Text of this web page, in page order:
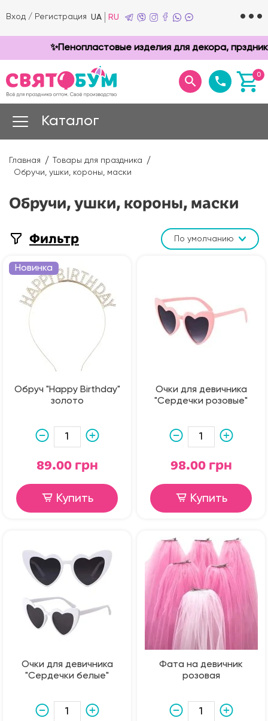
Вход / Регистрация UA RU
✨Пенопластовые изделия для декора,
0
Каталог
Главная
Товары для праздника
Обручи, ушки, короны, маски
Обручи, ушки, короны, маски
Фильтр По умолчанию
Новинка
Обруч "Happy Birthday"
золото
89.00 грн
Купить
Очки для девичника
"Сердечки розовые"
98.00 грн
Купить
Очки для девичника
"Сердечки белые"
Фата на девичник
розовая